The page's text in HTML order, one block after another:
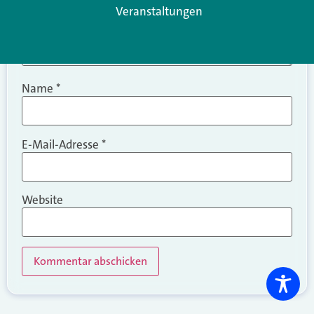
Name *
E-Mail-Adresse *
Website
Alternative:
Veranstaltungen